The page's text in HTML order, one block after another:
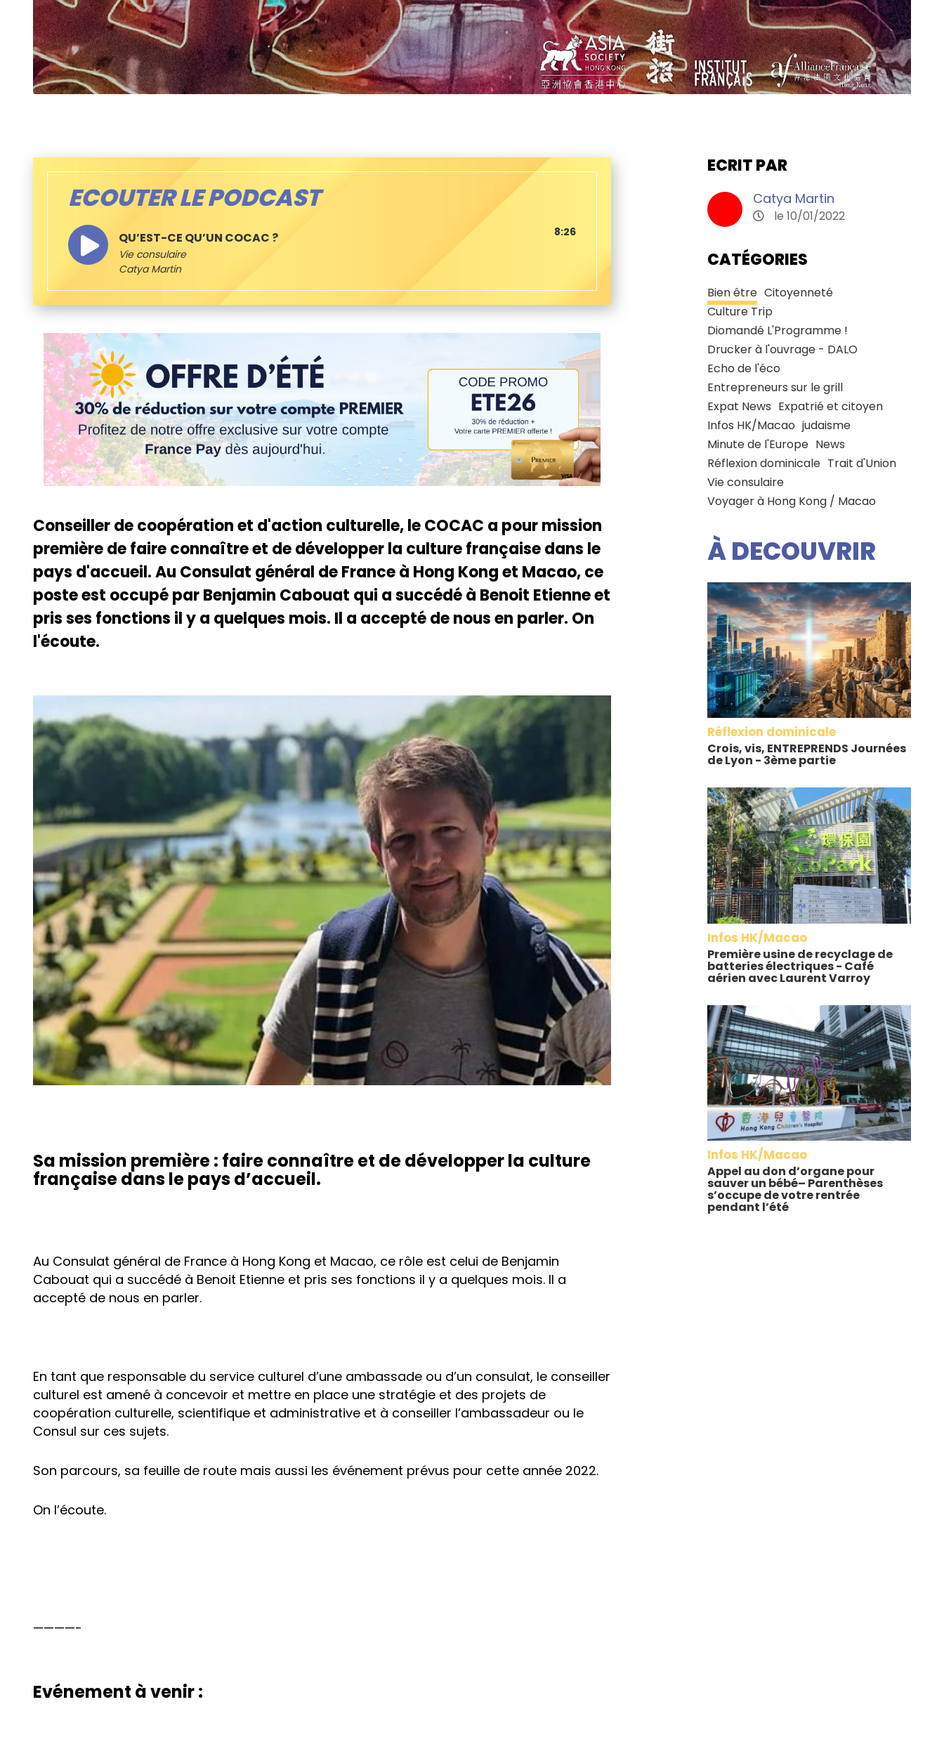
ECOUTER LE PODCAST
QU’EST-CE QU’UN COCAC ?
Vie consulaire
Catya Martin
8:26
Conseiller de coopération et d'action culturelle, le COCAC a pour mission
première de faire connaître et de développer la culture française dans le
pays d'accueil. Au Consulat général de France à Hong Kong et Macao, ce
poste est occupé par Benjamin Cabouat qui a succédé à Benoit Etienne et
pris ses fonctions il y a quelques mois. Il a accepté de nous en parler. On
l'écoute.
Sa mission première : faire connaître et de développer la culture
française dans le pays d’accueil.
Au Consulat général de France à Hong Kong et Macao, ce rôle est celui de Benjamin
Cabouat qui a succédé à Benoit Etienne et pris ses fonctions il y a quelques mois. Il a
accepté de nous en parler.
En tant que responsable du service culturel d’une ambassade ou d’un consulat, le conseiller
culturel est amené à concevoir et mettre en place une stratégie et des projets de
coopération culturelle, scientifique et administrative et à conseiller l’ambassadeur ou le
Consul sur ces sujets.
Son parcours, sa feuille de route mais aussi les événement prévus pour cette année 2022.
On l’écoute.
————-
Evénement à venir :
ECRIT PAR
Catya Martin
le 10/01/2022
CATÉGORIES
Bien être Citoyenneté
Culture Trip
Diomandé L'Programme !
Drucker à l'ouvrage - DALO
Echo de l'éco
Entrepreneurs sur le grill
Expat News Expatrié et citoyen
Infos HK/Macao judaisme
Minute de l'Europe News
Réflexion dominicale Trait d'Union
Vie consulaire
Voyager à Hong Kong / Macao
À DECOUVRIR
Réflexion dominicale
Crois, vis, ENTREPRENDS Journées
de Lyon - 3ème partie
Infos HK/Macao
Première usine de recyclage de
batteries électriques - Café
aérien avec Laurent Varroy
Infos HK/Macao
Appel au don d’organe pour
sauver un bébé– Parenthèses
s’occupe de votre rentrée
pendant l’été